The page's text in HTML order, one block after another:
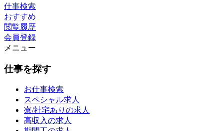
仕事検索
おすすめ
閲覧履歴
会員登録
メニュー
仕事を探す
お仕事検索
スペシャル求人
寮/社宅ありの求人
高収入の求人